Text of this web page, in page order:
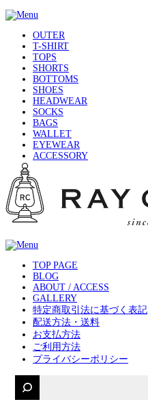
OUTER
T-SHIRT
TOPS
SHORTS
BOTTOMS
SHOES
HEADWEAR
SOCKS
BAGS
WALLET
EYEWEAR
ACCESSORY
TOP PAGE
BLOG
ABOUT / ACCESS
GALLERY
特定商取引法に基づく表記
配送方法・送料
お支払方法
ご利用方法
プライバシーポリシー